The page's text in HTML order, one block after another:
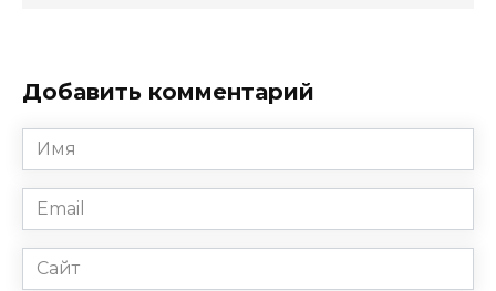
Добавить комментарий
Имя
*
Email
*
Сайт